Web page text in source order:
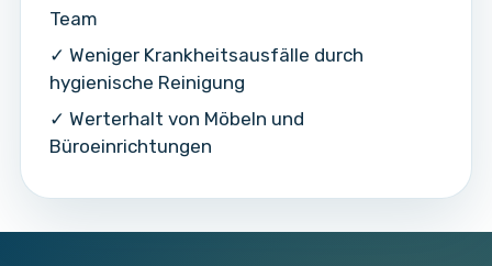
Team
✓ Weniger Krankheitsausfälle durch
hygienische Reinigung
✓ Werterhalt von Möbeln und
Büroeinrichtungen